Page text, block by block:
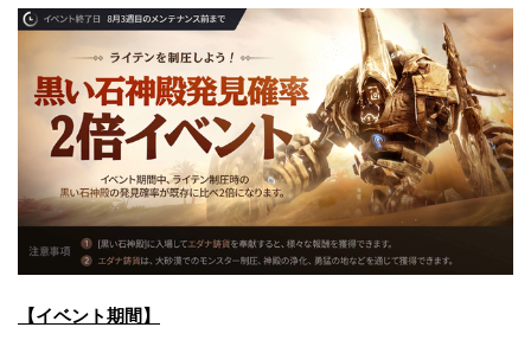
【イベント期間】